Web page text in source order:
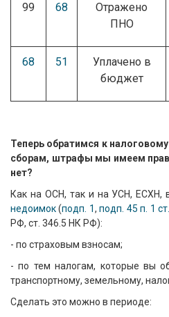
99 68
Отражено
ПНО
68 51
Уплачено в
бюджет
Теперь обратимся к
сборам, штрафы мы имеем
нет?
Как на ОСН, так и на УСН, ЕСХН,
недоимок(подп. 1,подп. 45 п. 1
РФ, ст. 346.5 НК РФ):
- по страховым взносам;
- по тем налогам, которые вы
транспортному, земельному,
Сделать это можно в периоде: